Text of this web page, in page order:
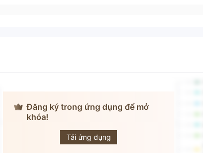
Đăng ký trong ứng dụng để mở
khóa!
Tải ứng dụng